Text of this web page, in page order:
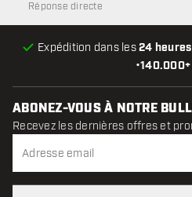
•
Expédition dans les24 heures
Réponse directe
ABONEZ-VOUS À NOTRE
Recevez les dernières offres et